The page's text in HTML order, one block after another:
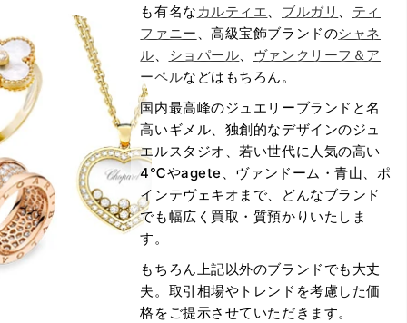
も有名な カルティエ、 ブルガリ 、 ティ
ファニー 、高級宝飾ブランドのシャネ
ル、 ショパール、 ヴァンクリーフ＆ア
ーペルなどはもちろん。
国内最高峰のジュエリーブランドと名
高いギメル、独創的なデザインのジュ
エルスタジオ、若い世代に人気の高い
4℃やagete、ヴァンドーム・青山、ポ
インテヴェキオまで、どんなブランド
でも幅広く買取・質預かりいたしま
す。
もちろん上記以外のブランドでも大丈
夫。取引相場やトレンドを考慮した価
格をご提示させていただきます。